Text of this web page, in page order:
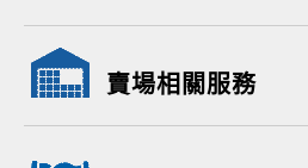
賣場相關服務